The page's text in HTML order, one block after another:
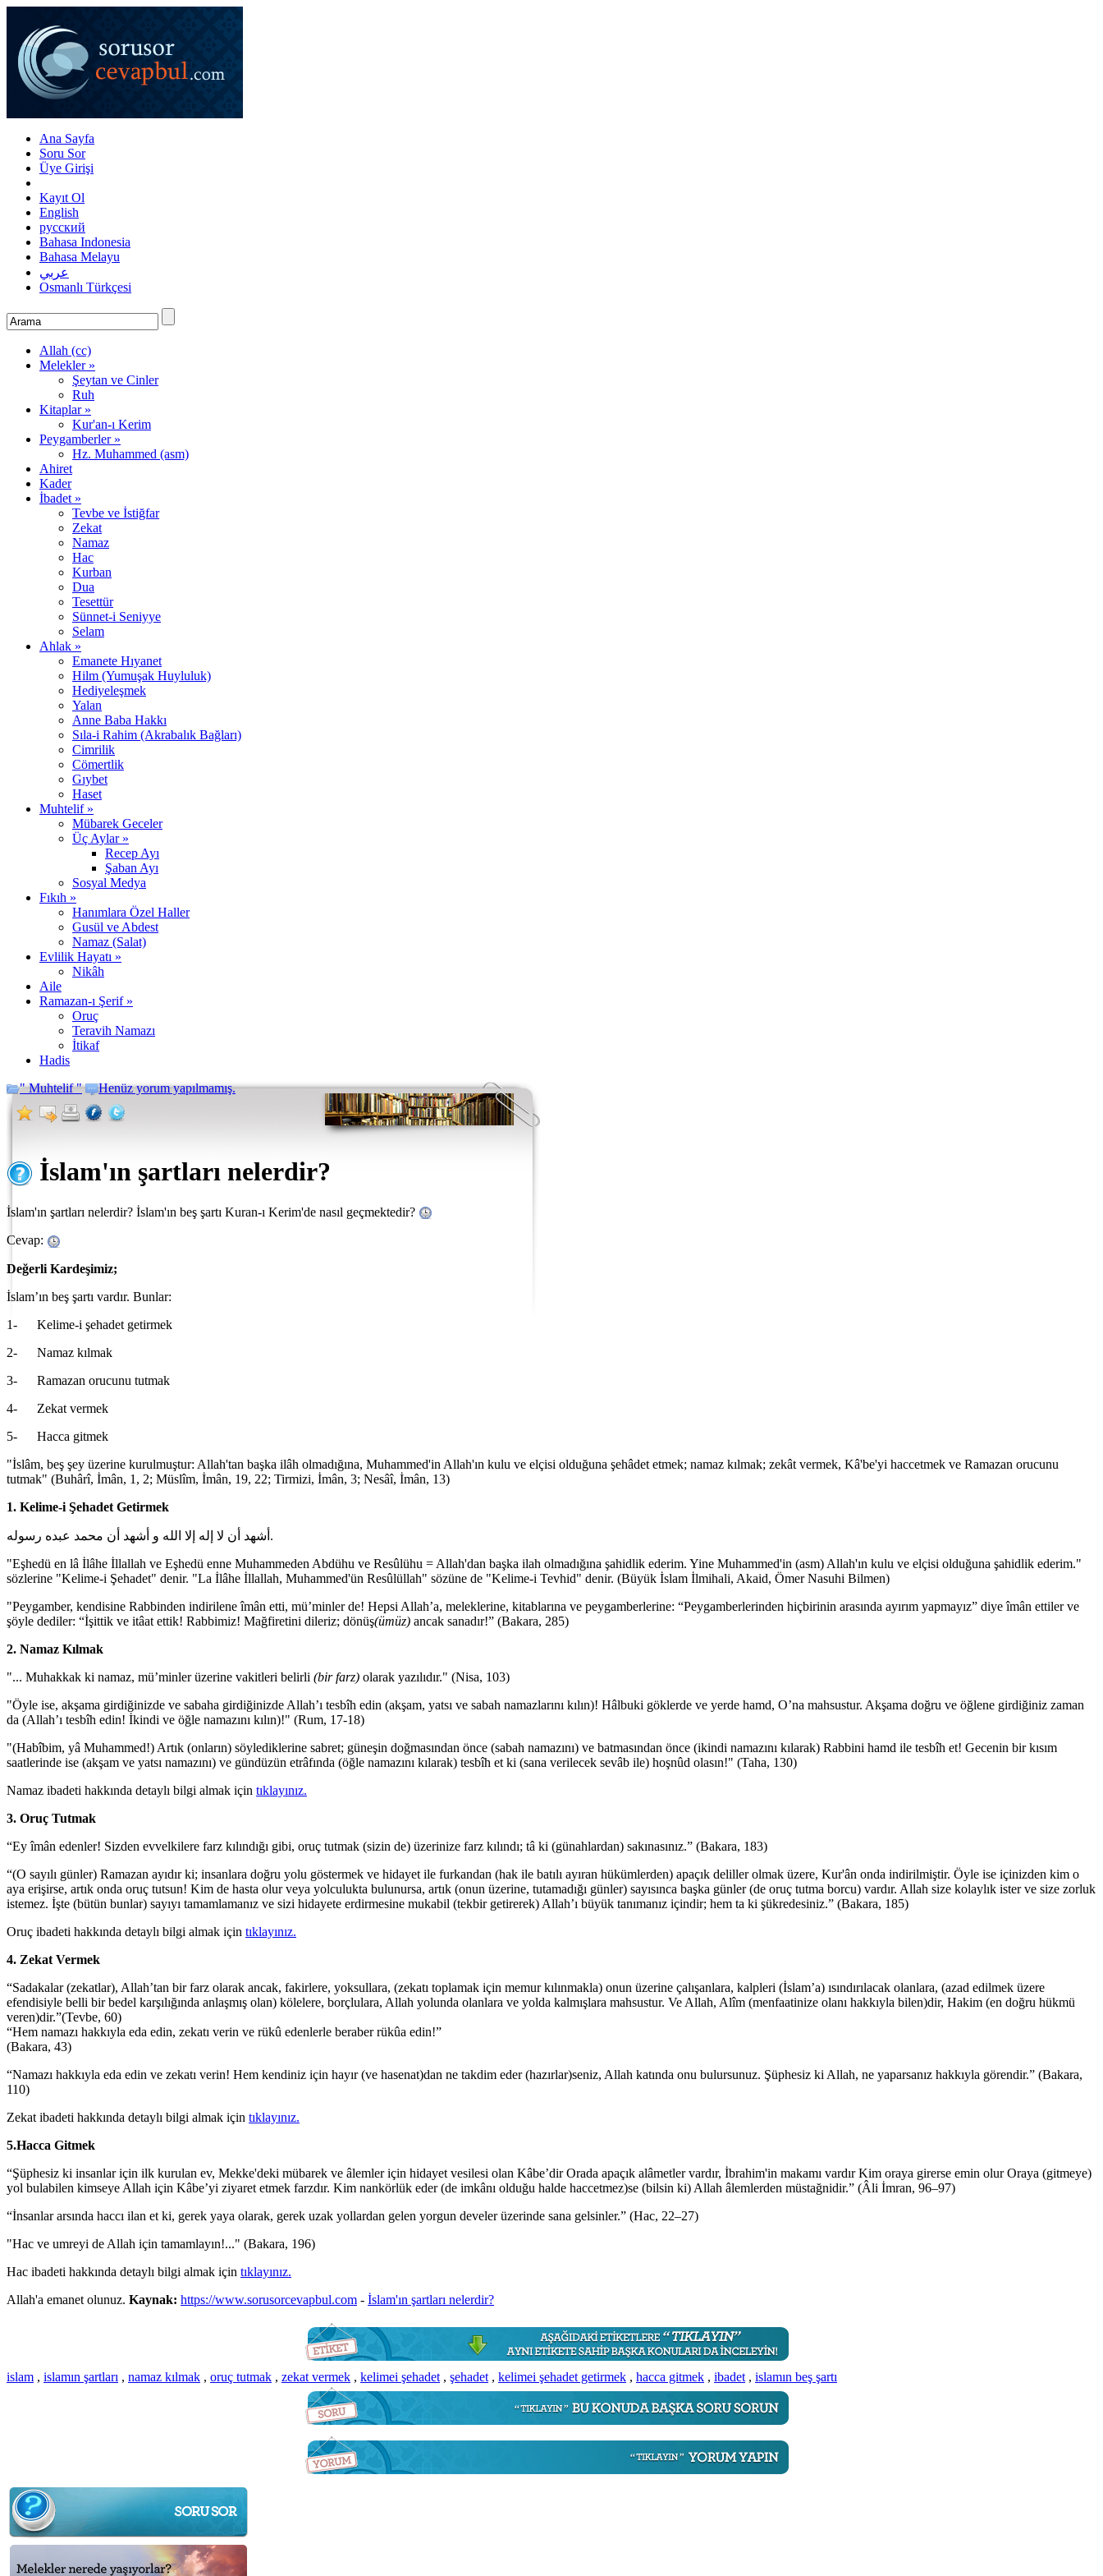
Ana Sayfa
Soru Sor
Üye Girişi
Kayıt Ol
English
русский
Bahasa Indonesia
Bahasa Melayu
عربي
Osmanlı Türkçesi
Allah (cc)
Melekler »
Şeytan ve Cinler
Ruh
Kitaplar »
Kur'an-ı Kerim
Peygamberler »
Hz. Muhammed (asm)
Ahiret
Kader
İbadet »
Tevbe ve İstiğfar
Zekat
Namaz
Hac
Kurban
Dua
Tesettür
Sünnet-i Seniyye
Selam
Ahlak »
Emanete Hıyanet
Hilm (Yumuşak Huyluluk)
Hediyeleşmek
Yalan
Anne Baba Hakkı
Sıla-i Rahim (Akrabalık Bağları)
Cimrilik
Cömertlik
Gıybet
Haset
Muhtelif »
Mübarek Geceler
Üç Aylar »
Recep Ayı
Şaban Ayı
Sosyal Medya
Fıkıh »
Hanımlara Özel Haller
Gusül ve Abdest
Namaz (Salat)
Evlilik Hayatı »
Nikâh
Aile
Ramazan-ı Şerif »
Oruç
Teravih Namazı
İtikaf
Hadis
" Muhtelif "
Henüz yorum yapılmamış.
İslam'ın şartları nelerdir?
İslam'ın şartları nelerdir? İslam'ın beş şartı Kuran-ı Kerim'de nasıl geçmektedir?
Cevap:
Değerli Kardeşimiz;
İslam’ın beş şartı vardır. Bunlar:
1- Kelime-i şehadet getirmek
2- Namaz kılmak
3- Ramazan orucunu tutmak
4- Zekat vermek
5- Hacca gitmek
"İslâm, beş şey üzerine kurulmuştur: Allah'tan başka ilâh olmadığına, Muhammed'in Allah'ın kulu ve elçisi olduğuna şehâdet etmek; namaz kılmak; zekât vermek, Kâ'be'yi haccetmek ve Ramazan orucunu
tutmak" (Buhârî, İmân, 1, 2; Müslîm, İmân, 19, 22; Tirmizi, İmân, 3; Nesâî, İmân, 13)
1. Kelime-i Şehadet Getirmek
أشهد أن لا إله إلا الله و أشهد أن محمد عبده رسوله.
"Eşhedü en lâ İlâhe İllallah ve Eşhedü enne Muhammeden Abdühu ve Resûlühu = Allah'dan başka ilah olmadığına şahidlik ederim. Yine Muhammed'in (asm) Allah'ın kulu ve elçisi olduğuna şahidlik ederim."
sözlerine "Kelime-i Şehadet" denir. "La İlâhe İllallah, Muhammed'ün Resûlüllah" sözüne de "Kelime-i Tevhid" denir. (Büyük İslam İlmihali, Akaid, Ömer Nasuhi Bilmen)
"Peygamber, kendisine Rabbinden indirilene îmân etti, mü’minler de! Hepsi Allah’a, meleklerine, kitablarına ve peygamberlerine: “Peygamberlerinden hiçbirinin arasında ayırım yapmayız” diye îmân ettiler ve
şöyle dediler: “İşittik ve itâat ettik! Rabbimiz! Mağfiretini dileriz; dönüş(ümüz) ancak sanadır!” (Bakara, 285)
2. Namaz Kılmak
"... Muhakkak ki namaz, mü’minler üzerine vakitleri belirli (bir farz) olarak yazılıdır." (Nisa, 103)
"Öyle ise, akşama girdiğinizde ve sabaha girdiğinizde Allah’ı tesbîh edin (akşam, yatsı ve sabah namazlarını kılın)! Hâlbuki göklerde ve yerde hamd, O’na mahsustur. Akşama doğru ve öğlene girdiğiniz zaman
da (Allah’ı tesbîh edin! İkindi ve öğle namazını kılın)!" (Rum, 17-18)
"(Habîbim, yâ Muhammed!) Artık (onların) söylediklerine sabret; güneşin doğmasından önce (sabah namazını) ve batmasından önce (ikindi namazını kılarak) Rabbini hamd ile tesbîh et! Gecenin bir kısım
saatlerinde ise (akşam ve yatsı namazını) ve gündüzün etrâfında (öğle namazını kılarak) tesbîh et ki (sana verilecek sevâb ile) hoşnûd olasın!" (Taha, 130)
Namaz ibadeti hakkında detaylı bilgi almak için tıklayınız.
3. Oruç Tutmak
“Ey îmân edenler! Sizden evvelkilere farz kılındığı gibi, oruç tutmak (sizin de) üzerinize farz kılındı; tâ ki (günahlardan) sakınasınız.” (Bakara, 183)
“(O sayılı günler) Ramazan ayıdır ki; insanlara doğru yolu göstermek ve hidayet ile furkandan (hak ile batılı ayıran hükümlerden) apaçık deliller olmak üzere, Kur'ân onda indirilmiştir. Öyle ise içinizden kim o
aya erişirse, artık onda oruç tutsun! Kim de hasta olur veya yolculukta bulunursa, artık (onun üzerine, tutamadığı günler) sayısınca başka günler (de oruç tutma borcu) vardır. Allah size kolaylık ister ve size zorluk
istemez. İşte (bütün bunlar) sayıyı tamamlamanız ve sizi hidayete erdirmesine mukabil (tekbir getirerek) Allah’ı büyük tanımanız içindir; hem ta ki şükredesiniz.” (Bakara, 185)
Oruç ibadeti hakkında detaylı bilgi almak için tıklayınız.
4. Zekat Vermek
“Sadakalar (zekatlar), Allah’tan bir farz olarak ancak, fakirlere, yoksullara, (zekatı toplamak için memur kılınmakla) onun üzerine çalışanlara, kalpleri (İslam’a) ısındırılacak olanlara, (azad edilmek üzere
efendisiyle belli bir bedel karşılığında anlaşmış olan) kölelere, borçlulara, Allah yolunda olanlara ve yolda kalmışlara mahsustur. Ve Allah, Alîm (menfaatinize olanı hakkıyla bilen)dir, Hakim (en doğru hükmü
veren)dir.”(Tevbe, 60)
“Hem namazı hakkıyla eda edin, zekatı verin ve rükû edenlerle beraber rükûa edin!”
(Bakara, 43)
“Namazı hakkıyla eda edin ve zekatı verin! Hem kendiniz için hayır (ve hasenat)dan ne takdim eder (hazırlar)seniz, Allah katında onu bulursunuz. Şüphesiz ki Allah, ne yaparsanız hakkıyla görendir.” (Bakara,
110)
Zekat ibadeti hakkında detaylı bilgi almak için tıklayınız.
5.Hacca Gitmek
“Şüphesiz ki insanlar için ilk kurulan ev, Mekke'deki mübarek ve âlemler için hidayet vesilesi olan Kâbe’dir Orada apaçık alâmetler vardır, İbrahim'in makamı vardır Kim oraya girerse emin olur Oraya (gitmeye)
yol bulabilen kimseye Allah için Kâbe’yi ziyaret etmek farzdır. Kim nankörlük eder (de imkânı olduğu halde haccetmez)se (bilsin ki) Allah âlemlerden müstağnidir.” (Âli İmran, 96–97)
“İnsanlar arsında haccı ilan et ki, gerek yaya olarak, gerek uzak yollardan gelen yorgun develer üzerinde sana gelsinler.” (Hac, 22–27)
"Hac ve umreyi de Allah için tamamlayın!..." (Bakara, 196)
Hac ibadeti hakkında detaylı bilgi almak için tıklayınız.
Allah'a emanet olunuz. Kaynak: https://www.sorusorcevapbul.com - İslam'ın şartları nelerdir?
islam , islamın şartları , namaz kılmak , oruç tutmak , zekat vermek , kelimei şehadet , şehadet , kelimei şehadet getirmek , hacca gitmek , ibadet , islamın beş şartı